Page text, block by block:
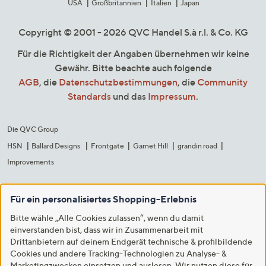
USA Großbritannien Italien Japan
Copyright © 2001 - 2026 QVC Handel S.à r.l. & Co. KG
Für die Richtigkeit der Angaben übernehmen wir keine
Gewähr. Bitte beachte auch folgende
AGB, die Datenschutzbestimmungen, die Community
Standards und das Impressum.
Die QVC Group
HSN
Ballard Designs Frontgate Garnet Hill
grandin road
Improvements
Für ein personalisiertes Shopping-Erlebnis
Bitte wähle „Alle Cookies zulassen“, wenn du damit
einverstanden bist, dass wir in Zusammenarbeit mit
Drittanbietern auf deinem Endgerät technische & profilbildende
Cookies und andere Tracking-Technologien zu Analyse- &